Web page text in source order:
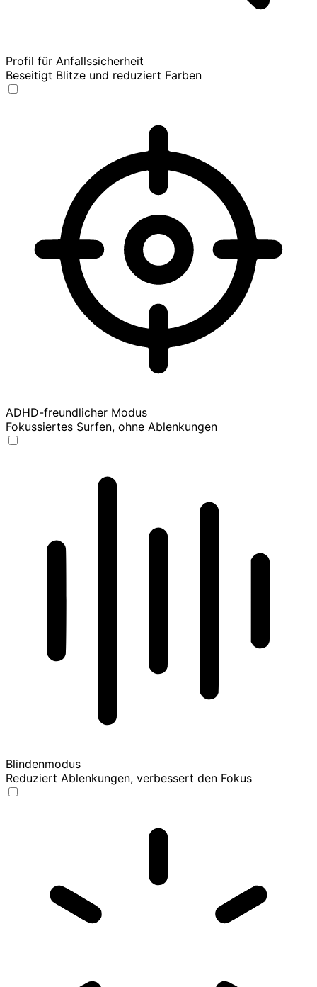
Profil für Anfallssicherheit
Beseitigt Blitze und reduziert Farben
ADHD-freundlicher Modus
Fokussiertes Surfen, ohne Ablenkungen
Blindenmodus
Reduziert Ablenkungen, verbessert den Fokus